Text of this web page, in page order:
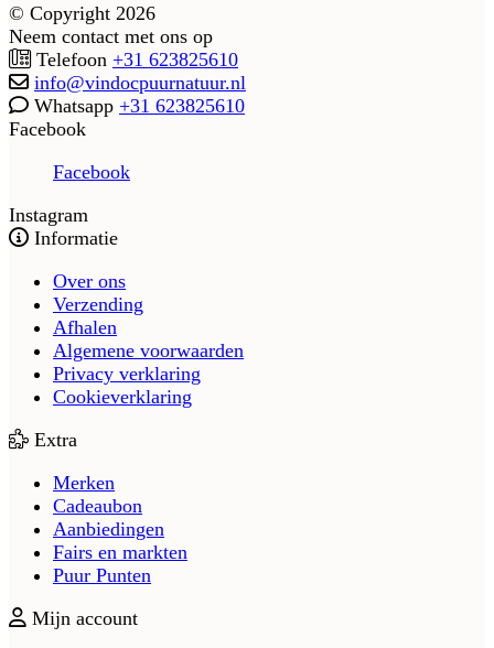
© Copyright 2026
Neem contact met ons op
Telefoon +31 623825610
info@vindocpuurnatuur.nl
Whatsapp +31 623825610
Facebook
Facebook
Instagram
Informatie
Over ons
Verzending
Afhalen
Algemene voorwaarden
Privacy verklaring
Cookieverklaring
Extra
Merken
Cadeaubon
Aanbiedingen
Fairs en markten
Puur Punten
Mijn account